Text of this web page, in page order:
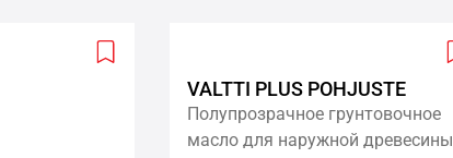
Add
VALTTI PLUS POHJUSTE
Полупрозрачное грунтовочное
масло для наружной древесины